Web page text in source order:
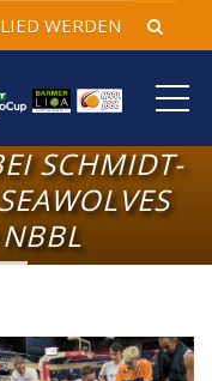
WERDEN
SCHMIDT-